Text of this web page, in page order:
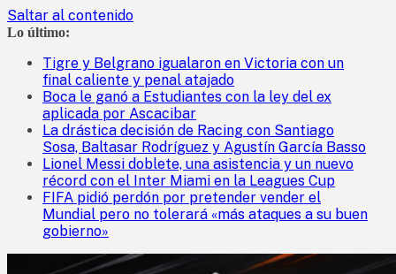
Saltar al contenido
Lo último:
Tigre y Belgrano igualaron en Victoria con un
final caliente y penal atajado
Boca le ganó a Estudiantes con la ley del ex
aplicada por Ascacibar
La drástica decisión de Racing con Santiago
Sosa, Baltasar Rodríguez y Agustín García Basso
Lionel Messi doblete, una asistencia y un nuevo
récord con el Inter Miami en la Leagues Cup
FIFA pidió perdón por pretender vender el
Mundial pero no tolerará «más ataques a su buen
gobierno»